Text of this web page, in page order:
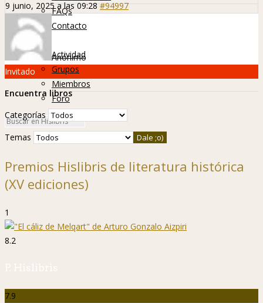
FAQs
Contacto
Hislibreños
Actividad
Grupos
Miembros
Foro
9 junio, 2025 a las 09:28 #94997
Anónimo
Invitado
Encuentra libros
Categorías
Temas
Premios Hislibris de literatura histórica
(XV ediciones)
1
8.2
P. Hislibris
7.9